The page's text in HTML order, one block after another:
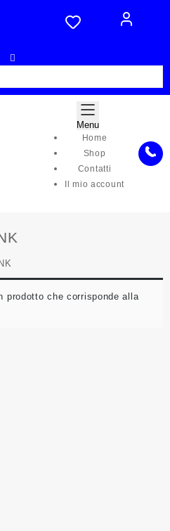
Menu
Home
Shop
Contatti
Il mio account
prodotto che corrisponde alla